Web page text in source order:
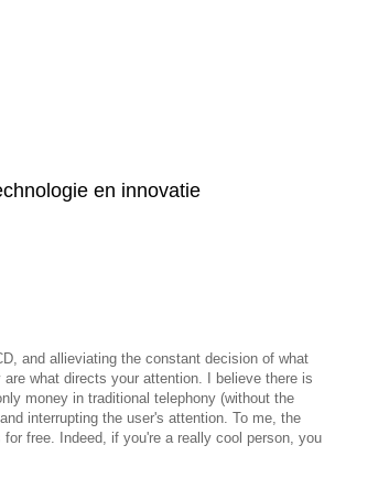
en innovatie
and allieviating the constant decision of what
what directs your attention. I believe there is
money in traditional telephony (without the
interrupting the user's attention. To me, the
free. Indeed, if you're a really cool person, you